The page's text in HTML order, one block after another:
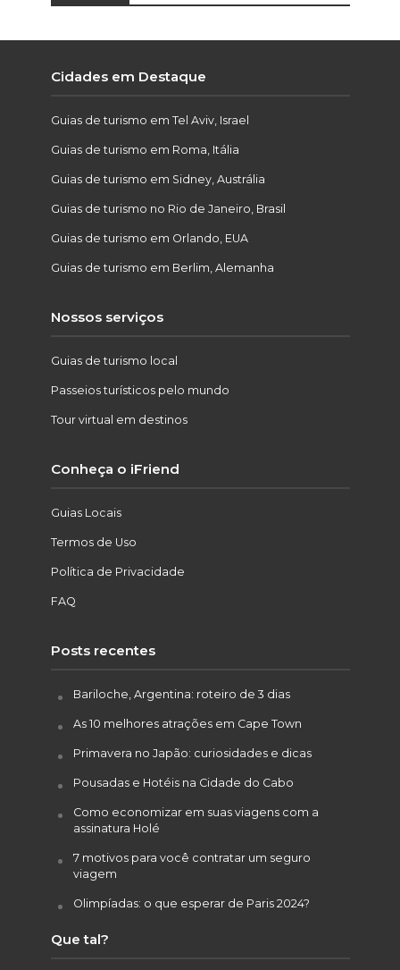
Cidades em Destaque
Guias de turismo em Tel Aviv, Israel
Guias de turismo em Roma, Itália
Guias de turismo em Sidney, Austrália
Guias de turismo no Rio de Janeiro, Brasil
Guias de turismo em Orlando, EUA
Guias de turismo em Berlim, Alemanha
Nossos serviços
Guias de turismo local
Passeios turísticos pelo mundo
Tour virtual em destinos
Conheça o iFriend
Guias Locais
Termos de Uso
Política de Privacidade
FAQ
Posts recentes
Bariloche, Argentina: roteiro de 3 dias
As 10 melhores atrações em Cape Town
Primavera no Japão: curiosidades e dicas
Pousadas e Hotéis na Cidade do Cabo
Como economizar em suas viagens com a
assinatura Holé
7 motivos para você contratar um seguro
viagem
Olimpíadas: o que esperar de Paris 2024?
Que tal?